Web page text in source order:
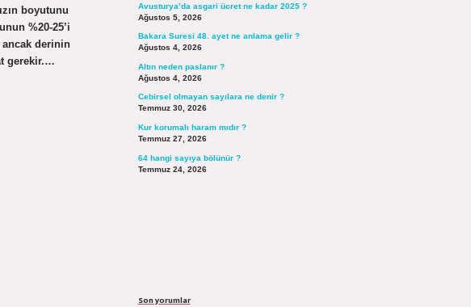
boyutunu
%20-25’i
ancak derinin
gerekir.…
Avusturya’da asgari ücret ne kadar 2025 ?
Ağustos 5, 2026
Bakara Suresi 48. ayet ne anlama gelir ?
Ağustos 4, 2026
Altın neden paslanır ?
Ağustos 4, 2026
Cebirsel olmayan sayılara ne denir ?
Temmuz 30, 2026
Kur korumalı haram mıdır ?
Temmuz 27, 2026
64 hangi sayıya bölünür ?
Temmuz 24, 2026
Son yorumlar